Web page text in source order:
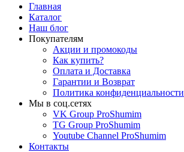
Главная
Каталог
Наш блог
Покупателям
Акции и промокоды
Как купить?
Оплата и Доставка
Гарантии и Возврат
Политика конфиденциальности
Мы в соц.сетях
VK Group ProShumim
TG Group ProShumim
Youtube Channel ProShumim
Контакты